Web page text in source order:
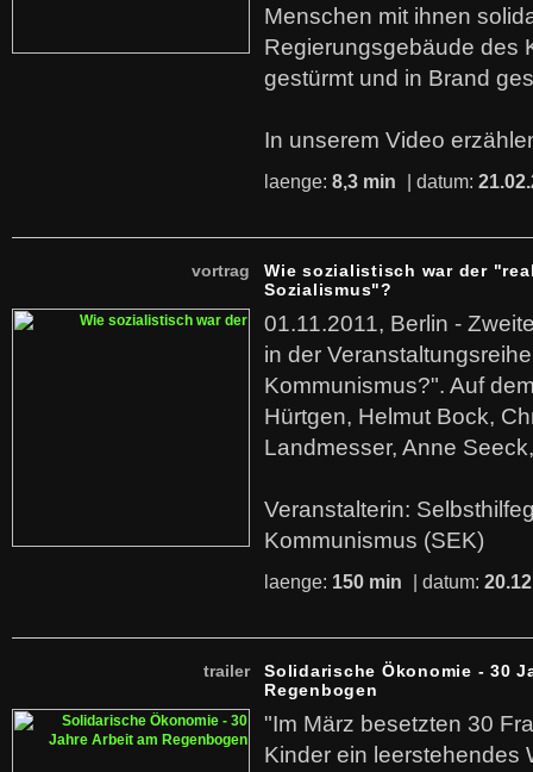
Menschen mit ihnen
Regierungsgebäude des
gestürmt und in Brand
In unserem Video
laenge: 8,3 min | datum:
vortrag
Wie sozialistisch war der
Sozialismus"?
01.11.2011, Berlin -
in der
Kommunismus?". Auf
Hürtgen, Helmut Bock,
Landmesser, Anne
Veranstalterin:
Kommunismus (SEK)
laenge: 150 min | datum:
trailer
Solidarische Ökonomie - 30
Regenbogen
"Im März besetzten 30
Kinder ein leerstehendes